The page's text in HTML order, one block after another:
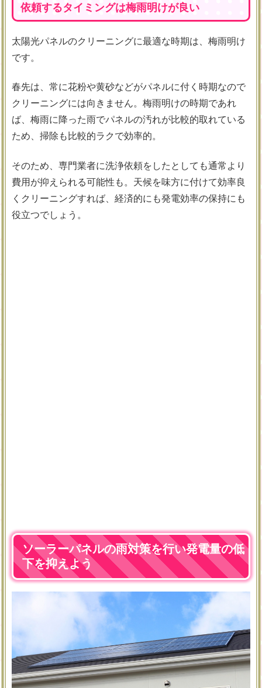
依頼するタイミングは梅雨明けが良い
太陽光パネルのクリーニングに最適な時期は、梅雨明け
です。
春先は、常に花粉や黄砂などがパネルに付く時期なので
クリーニングには向きません。梅雨明けの時期であれ
ば、梅雨に降った雨でパネルの汚れが比較的取れている
ため、掃除も比較的ラクで効率的。
そのため、専門業者に洗浄依頼をしたとしても通常より
費用が抑えられる可能性も。天候を味方に付けて効率良
くクリーニングすれば、経済的にも発電効率の保持にも
役立つでしょう。
ソーラーパネルの雨対策を行い発電量の低
下を抑えよう